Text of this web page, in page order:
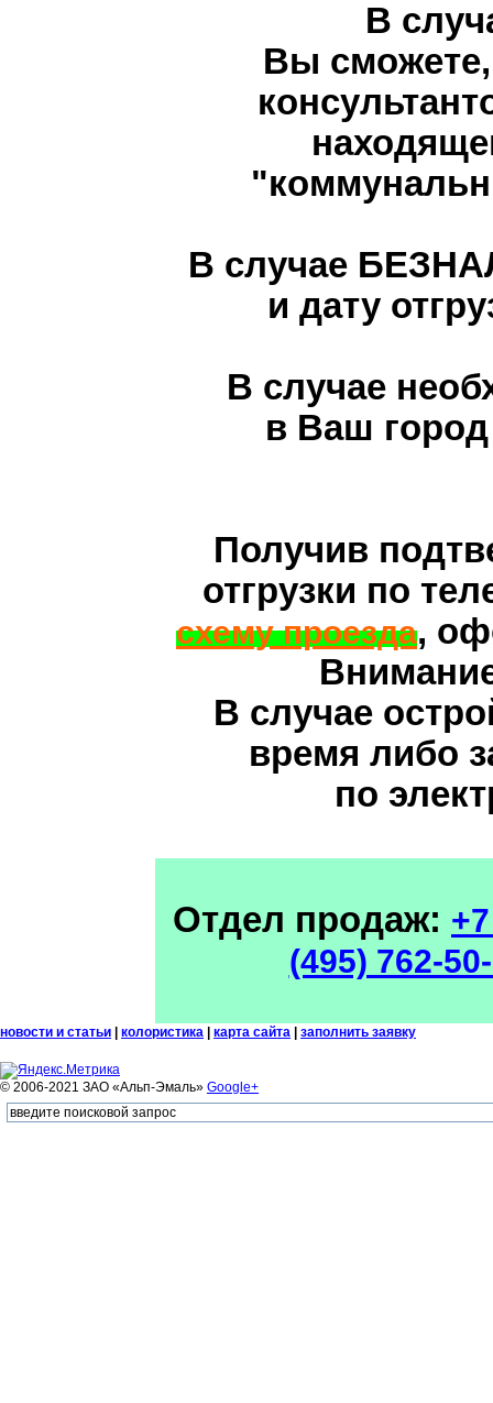
В
Вы сможете,
В случае
и дату
В случае
в Ваш
Получив
отгрузки по
схему проезда,
В случае
время либо
по
Отдел продаж:
(495) 762-
новости и статьи колористика карта сайта заполнить заявку
© 2006-2021 ЗАО «Альп-Эмаль» Google+